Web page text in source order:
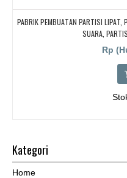
PABRIK PEMBUATAN PARTISI LIPAT,
SUARA,
Rp
Kategori
Home